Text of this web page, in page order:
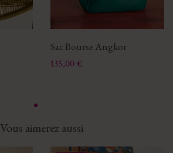
Sac Bourse Angkor
Prix
135,00 €
Vous aimerez aussi